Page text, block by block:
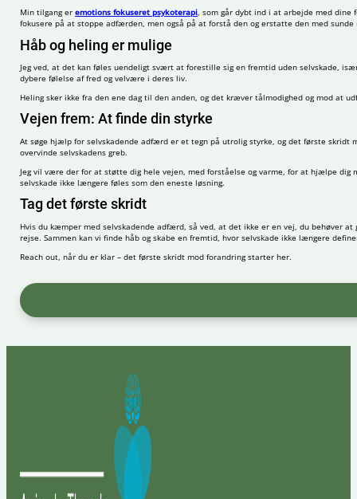
Min tilgang er emotions fokuseret psykoterapi, som går dybt ind i at arbejde med dine
fokusere på at stoppe adfærden, men også på at forstå den og erstatte den med
Håb og heling er mulige
Jeg ved, at det kan føles uendeligt svært at forestille sig en fremtid uden selvskade,
dybere følelse af fred og velvære i deres liv.
Heling sker ikke fra den ene dag til den anden, og det kræver tålmodighed og mod at
Vejen frem: At finde din styrke
At søge hjælp for selvskadende adfærd er et tegn på utrolig styrke, og det første skridt
overvinde selvskadens greb.
Jeg vil være der for at støtte dig hele vejen, med forståelse og varme, for at hjælpe
selvskade ikke længere føles som den eneste løsning.
Tag det første skridt
Hvis du kæmper med selvskadende adfærd, så ved, at det ikke er en vej, du behøver
rejse. Sammen kan vi finde håb og skabe en fremtid, hvor selvskade ikke længere
Reach out, når du er klar – det første skridt mod forandring starter her.